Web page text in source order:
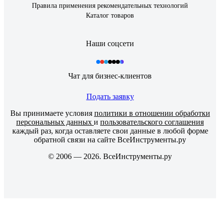
Правила применения рекомендательных технологий
Каталог товаров
Наши соцсети
Чат для бизнес-клиентов
Подать заявку
Вы принимаете условия политики в отношении обработки
персональных данных и пользовательского соглашения
каждый раз, когда оставляете свои данные в любой форме
обратной связи на сайте ВсеИнструменты.ру
© 2006 — 2026. ВсеИнструменты.ру